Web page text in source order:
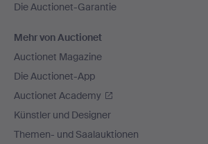
Die Auctionet-Garantie
Mehr von Auctionet
Auctionet Magazine
Die Auctionet-App
Auctionet Academy
Künstler und Designer
Themen- und Saalauktionen